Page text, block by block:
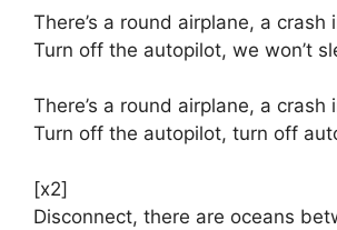
There’s a round airplane, a crash
Turn off the autopilot, we won’t
There’s a round airplane, a crash
Turn off the autopilot, turn off
[x2]
Disconnect, there are oceans